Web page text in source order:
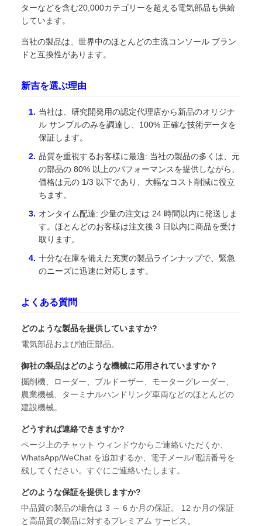
ターなどを含む20,000カテゴリーを超える電気部品も供給
しています。
当社の製品は、世界中のほとんどの主流コンソール ブラン
ドと互換性があります。
新吉を選ぶ理由
当社は、研究開発用の認定代理店から新品のオリジナ
ル サンプルのみを調達し、100% 正確な技術データを
保証します。
品質を重視するお客様に最適: 当社の製品の多くは、元
の部品の 80% 以上のパフォーマンスを提供しながら、
価格は元の 1/3 以下であり、大幅なコスト削減に役立
ちます。
オンタイム配達: 少量の注文は 24 時間以内に発送しま
す。ほとんどのお客様は注文後 3 日以内に商品を受け
取ります。
十分な在庫を備えた充実の製品ラインナップで、緊急
のニーズに迅速に対応します。
よくある質問
どのような製品を提供していますか?
電気部品および油圧部品。
御社の製品はどのような機械に応用されていますか？
掘削機、ローダー、ブルドーザー、モーターグレーダー、
農業機械、ターミナルハンドリング車両などのほとんどの
建設機械。
どうすれば連絡できますか?
ページ上のチャット ウィンドウからご連絡いただくか、
WhatsApp/WeChat を追加するか、電子メール/電話番号を
残してください。すぐにご連絡いたします。
どのような保証を提供しますか?
中品質の製品の場合は 3 ～ 6 か月の保証。 12 か月の保証
と高品質の製品に対するプレミアム サービス。